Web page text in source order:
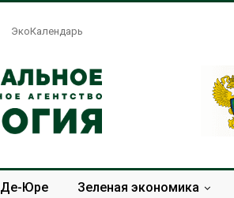
ЭкоКалендарь
Де-Юре Зеленая экономика